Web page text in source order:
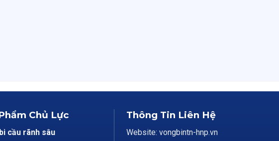
Chủ Lực
cầu rãnh sâu
Thông Tin Liên Hệ
Website: vongbintn-hnp.vn